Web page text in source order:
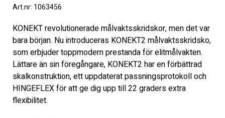
Art.nr: 1063456
KONEKT revolutionerade målvaktsskridskor, men det var
bara början. Nu introduceras KONEKT2 målvaktsskridsko,
som erbjuder toppmodern prestanda för elitmålvakten.
Lättare än sin föregångare, KONEKT2 har en förbättrad
skalkonstruktion, ett uppdaterat passningsprotokoll och
HINGEFLEX för att ge dig upp till 22 graders extra
flexibilitet.